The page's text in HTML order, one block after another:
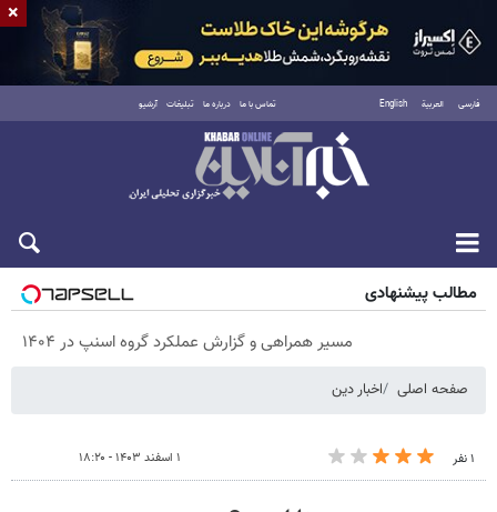
فارسی العربية English تماس با ما درباره ما تبلیغات آرشیو
پنجشنبه ۱۵ مرداد ۱۴۰۵
مطالب پیشنهادی
مسیر همراهی و گزارش عملکرد گروه اسنپ در ۱۴۰۴
صفحه اصلی اخبار دین
۱ نفر ۱ اسفند ۱۴۰۳ - ۱۸:۲۰
×